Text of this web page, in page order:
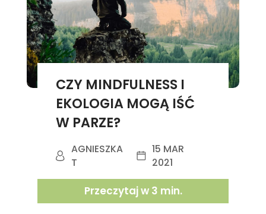
CZY MINDFULNESS I
EKOLOGIA MOGĄ IŚĆ
W PARZE?
AGNIESZKA
T
15 MAR
2021
Przeczytaj w 3 min.